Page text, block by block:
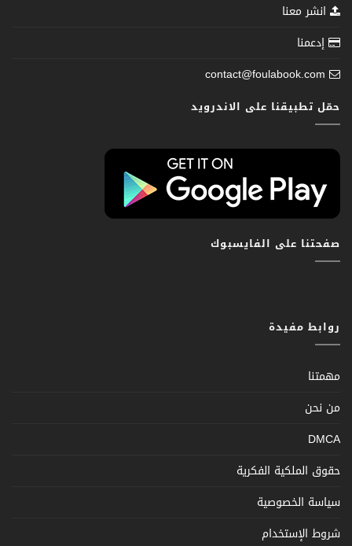
انشر معنا
إدعمنا
contact@foulabook.com
حمّل تطبيقنا على الاندرويد
صفحتنا على الفايسبوك
روابط مفيدة
مهمتنا
من نحن
DMCA
حقوق الملكية الفكرية
سياسة الخصوصية
شروط الإستخدام